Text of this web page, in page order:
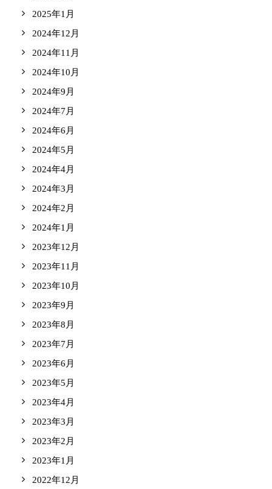
2025年1月
2024年12月
2024年11月
2024年10月
2024年9月
2024年7月
2024年6月
2024年5月
2024年4月
2024年3月
2024年2月
2024年1月
2023年12月
2023年11月
2023年10月
2023年9月
2023年8月
2023年7月
2023年6月
2023年5月
2023年4月
2023年3月
2023年2月
2023年1月
2022年12月